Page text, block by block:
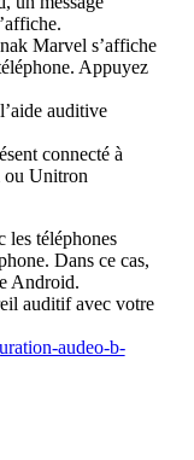
Marvel s’affiche
Appuyez
auditive
connecté à
ou Unitron
les téléphones
Dans ce cas,
Android.
auditif avec votre
audeo-b-